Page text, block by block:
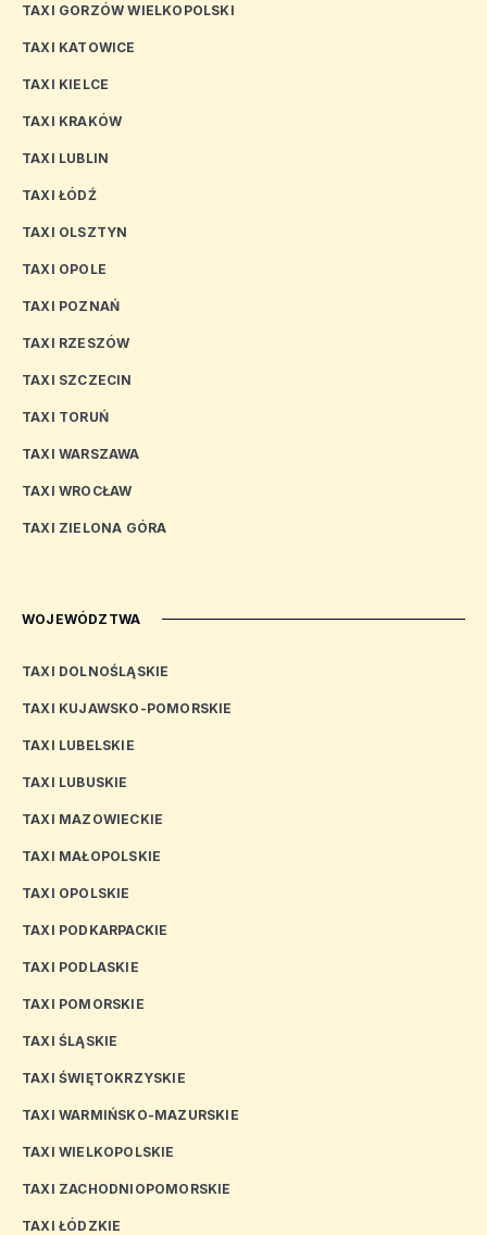
TAXI GORZÓW WIELKOPOLSKI
TAXI KATOWICE
TAXI KIELCE
TAXI KRAKÓW
TAXI LUBLIN
TAXI ŁÓDŹ
TAXI OLSZTYN
TAXI OPOLE
TAXI POZNAŃ
TAXI RZESZÓW
TAXI SZCZECIN
TAXI TORUŃ
TAXI WARSZAWA
TAXI WROCŁAW
TAXI ZIELONA GÓRA
WOJEWÓDZTWA
TAXI DOLNOŚLĄSKIE
TAXI KUJAWSKO-POMORSKIE
TAXI LUBELSKIE
TAXI LUBUSKIE
TAXI MAZOWIECKIE
TAXI MAŁOPOLSKIE
TAXI OPOLSKIE
TAXI PODKARPACKIE
TAXI PODLASKIE
TAXI POMORSKIE
TAXI ŚLĄSKIE
TAXI ŚWIĘTOKRZYSKIE
TAXI WARMIŃSKO-MAZURSKIE
TAXI WIELKOPOLSKIE
TAXI ZACHODNIOPOMORSKIE
TAXI ŁÓDZKIE